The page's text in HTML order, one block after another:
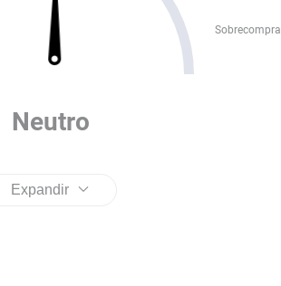
Sobrecompra
Neutro
Expandir